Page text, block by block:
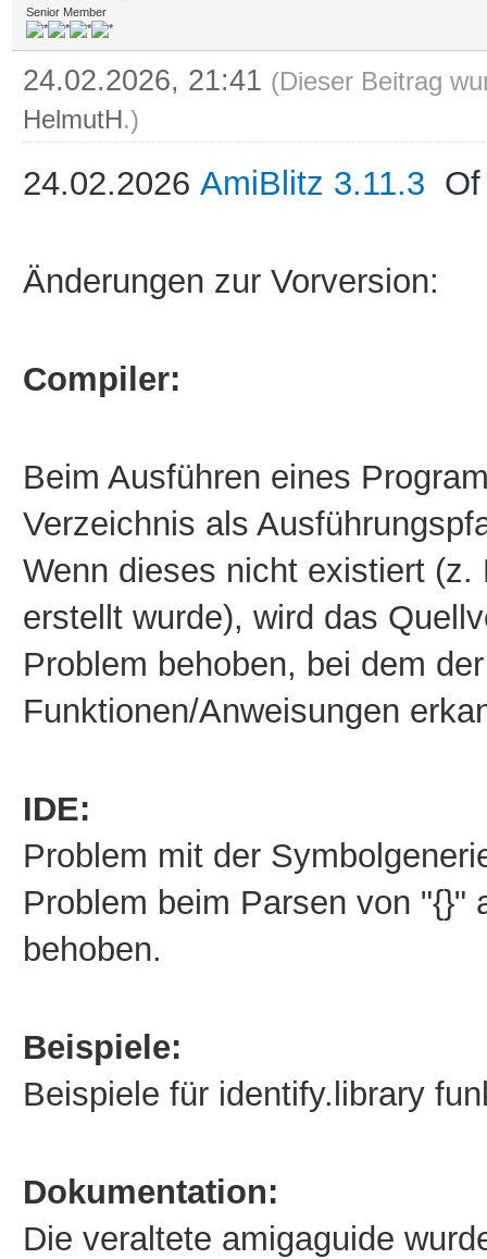
Senior Member
24.02.2026, 21:41 (Dieser Beitrag
HelmutH.)
24.02.2026 AmiBlitz 3.11.3
Änderungen zur Vorversion:
Compiler:
Beim Ausführen eines
Verzeichnis als
Wenn dieses nicht existiert
erstellt wurde), wird das
Problem behoben, bei dem
Funktionen/Anweisungen
IDE:
Problem mit der
Problem beim Parsen von "{}"
behoben.
Beispiele:
Beispiele für identify.library
Dokumentation:
Die veraltete amigaguide